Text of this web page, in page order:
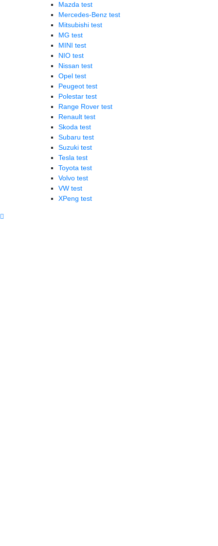
Mazda test
Mercedes-Benz test
Mitsubishi test
MG test
MINI test
NIO test
Nissan test
Opel test
Peugeot test
Polestar test
Range Rover test
Renault test
Skoda test
Subaru test
Suzuki test
Tesla test
Toyota test
Volvo test
VW test
XPeng test